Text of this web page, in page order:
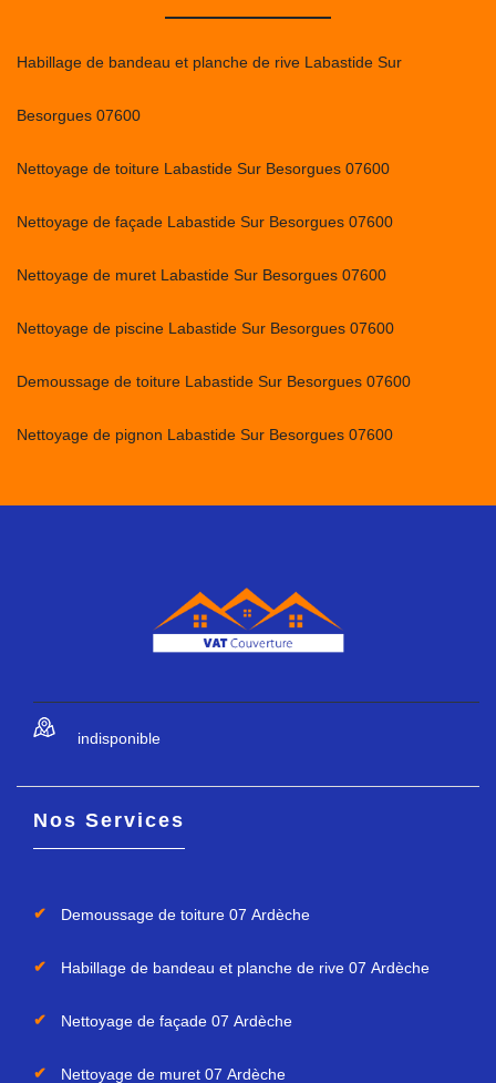
Habillage de bandeau et planche de rive Labastide Sur
Besorgues 07600
Nettoyage de toiture Labastide Sur Besorgues 07600
Nettoyage de façade Labastide Sur Besorgues 07600
Nettoyage de muret Labastide Sur Besorgues 07600
Nettoyage de piscine Labastide Sur Besorgues 07600
Demoussage de toiture Labastide Sur Besorgues 07600
Nettoyage de pignon Labastide Sur Besorgues 07600
indisponible
Nos Services
Demoussage de toiture 07 Ardèche
Habillage de bandeau et planche de rive 07 Ardèche
Nettoyage de façade 07 Ardèche
Nettoyage de muret 07 Ardèche